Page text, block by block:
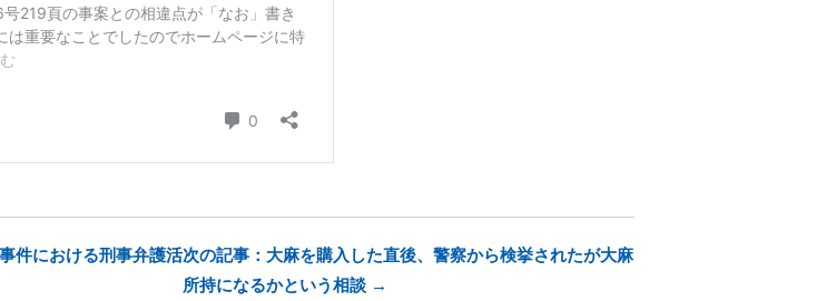
件における刑事弁護活次の記事：大麻を購入した直後、警察から検挙されたが大麻
所持になるかという相談 →